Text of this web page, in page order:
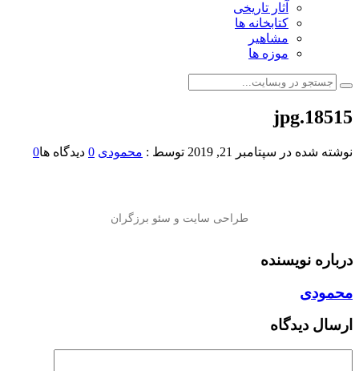
آثار تاریخی
کتابخانه ها
مشاهیر
موزه ها
18515.jpg
نوشته شده در سپتامبر 21, 2019 توسط : محمودی 0 دیدگاه ها0
درباره نویسنده
محمودی
ارسال دیدگاه